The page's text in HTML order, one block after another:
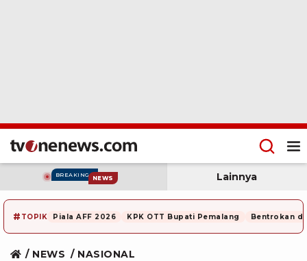
BREAKING NEWS Lainnya
# TOPIK Piala AFF 2026 KPK OTT Bupati Pemalang Bentrokan di
NEWS NASIONAL